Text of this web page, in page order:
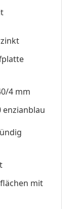
4 mm
enzianblau
mit